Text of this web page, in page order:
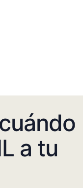
a tu